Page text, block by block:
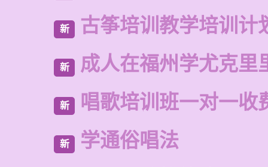
新 古筝培训教学培训计
新 成人在福州学尤克里
新 唱歌培训班一对一收
新 学通俗唱法